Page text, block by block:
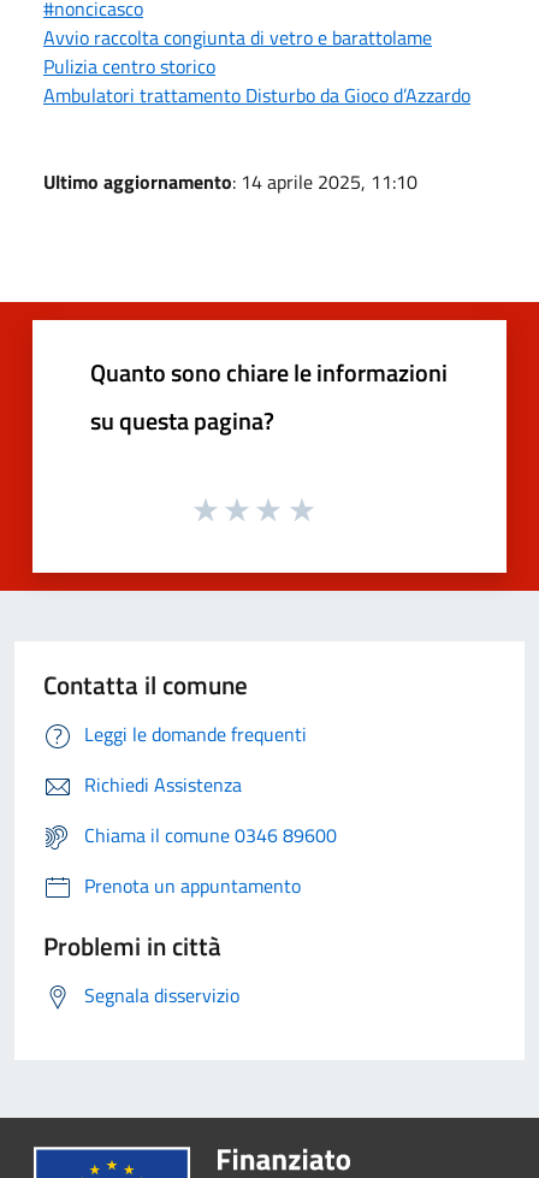
#noncicasco
Avvio raccolta congiunta di vetro e barattolame
Pulizia centro storico
Ambulatori trattamento Disturbo da Gioco d’Azzardo
Ultimo aggiornamento: 14 aprile 2025, 11:10
Quanto sono chiare le informazioni
su questa pagina?
Contatta il comune
Leggi le domande frequenti
Richiedi Assistenza
Chiama il comune 0346 89600
Prenota un appuntamento
Problemi in città
Segnala disservizio